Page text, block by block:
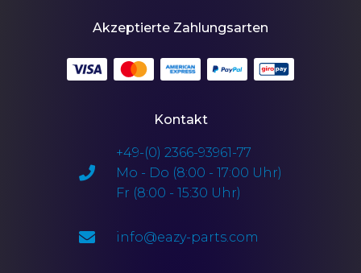
Akzeptierte Zahlungsarten
Kontakt
+49-(0) 2366-93961-77
Mo - Do (8:00 - 17:00 Uhr)
Fr (8:00 - 15:30 Uhr)
info@eazy-parts.com